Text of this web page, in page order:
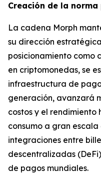
Creación de la
La cadena Morph
su dirección
posicionamiento como
en criptomonedas, se
infraestructura de
generación, avanzará
costos y el rendimiento
consumo a gran
integraciones entre
descentralizadas
de pagos mundiales.